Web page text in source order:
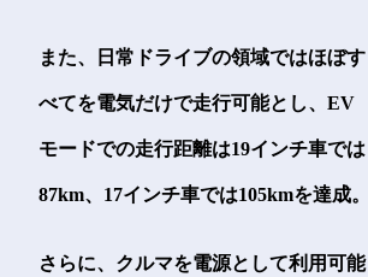
また、日常ドライブの領域ではほぼす
べてを電気だけで走行可能とし、EV
モードでの走行距離は19インチ車では
87km、17インチ車では105kmを達成。
さらに、クルマを電源として利用可能